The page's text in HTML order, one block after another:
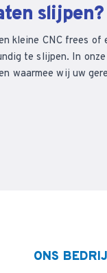
slijpen?
kleine CNC frees
te slijpen. In
waarmee wij uw
ONS